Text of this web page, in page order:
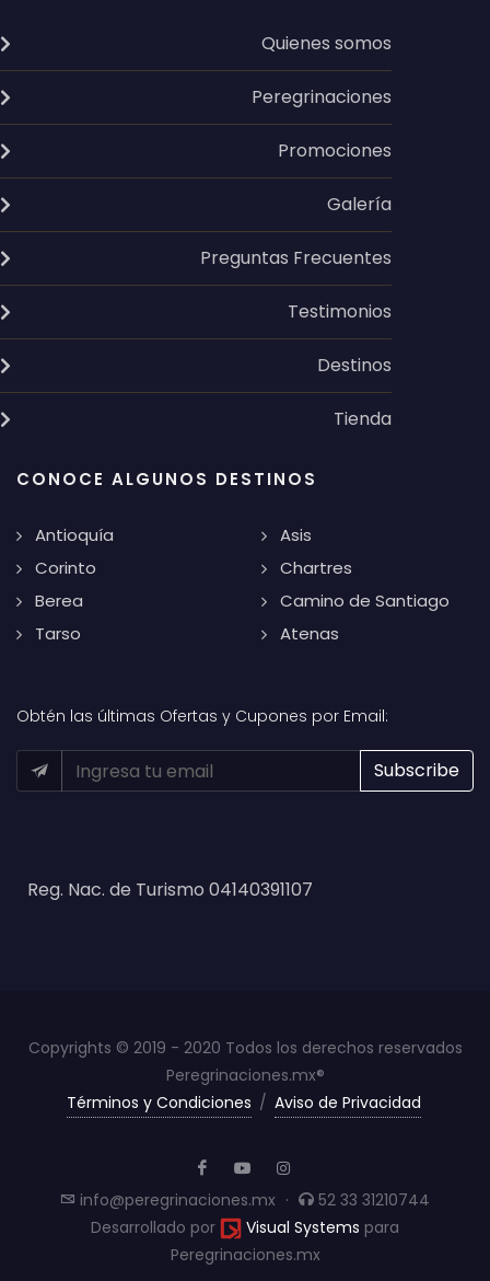
Quienes somos
Peregrinaciones
Promociones
Galería
Preguntas Frecuentes
Testimonios
Destinos
Tienda
CONOCE ALGUNOS DESTINOS
Antioquía
Corinto
Berea
Tarso
Asis
Chartres
Camino de Santiago
Atenas
Obtén las últimas Ofertas y Cupones por Email:
Reg. Nac. de Turismo 04140391107
Copyrights © 2019 - 2020 Todos los derechos reservados
Peregrinaciones.mx®
Términos y Condiciones / Aviso de Privacidad
info@peregrinaciones.mx ·
52 33 31210744
Desarrollado por
Visual Systems para
Peregrinaciones.mx